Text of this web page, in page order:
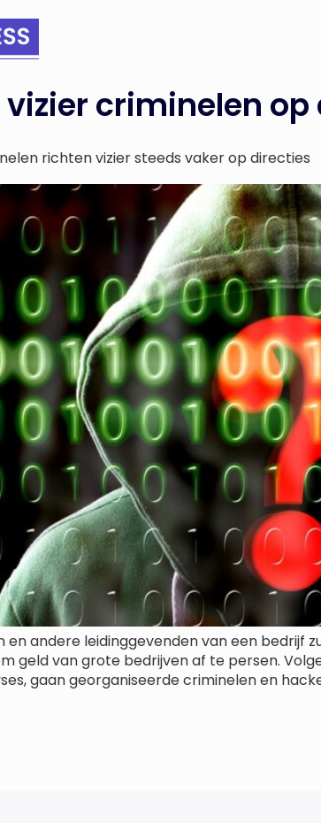
vizier criminelen
richten vizier steeds vaker op directies
en andere leidinggevenden van een bedrijf
geld van grote bedrijven af ​​te persen.
gaan georganiseerde criminelen en